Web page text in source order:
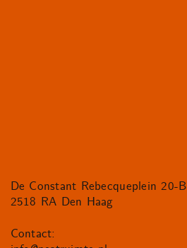
De Constant Rebecqueplein 20-B
2518 RA Den Haag
Contact: